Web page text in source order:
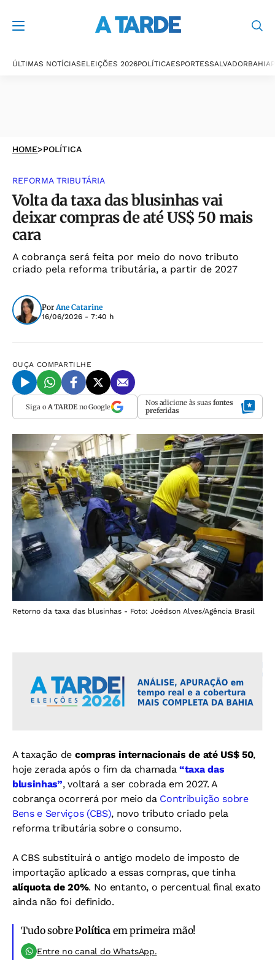
ÚLTIMAS NOTÍCIASELEIÇÕES 2026POLÍTICAESPORTESSALVADORBAHIA
HOME>POLÍTICA
REFORMA TRIBUTÁRIA
Volta da taxa das blusinhas vai
deixar compras de até US$ 50 mais
cara
A cobrança será feita por meio do novo tributo
criado pela reforma tributária, a partir de 2027
Por Ane Catarine
16/06/2026 - 7:40 h
OUÇA COMPARTILHE
Siga o A TARDEno Google Nos adicione às suas fontes
preferidas
Retorno da taxa das blusinhas - Foto: Joédson Alves/Agência Brasil
A taxação de compras internacionais de até US$ 50,
hoje zerada após o fim da chamada“taxa das
blusinhas”, voltará a ser cobrada em 2027. A
cobrança ocorrerá por meio da Contribuição sobre
Bens e Serviços (CBS), novo tributo criado pela
reforma tributária sobre o consumo.
A CBS substituirá o antigo modelo de imposto de
importação aplicado a essas compras, que tinha
alíquota de 20%. No entanto, o percentual final exato
ainda não foi definido.
Tudo sobrePolítica em primeira mão!
Entre no canal do WhatsApp.